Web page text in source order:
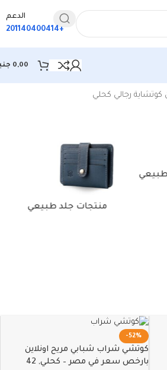
الدعم
+201140400414
0,00
رجالي كحلي
منتجات جلد طبيعي
-52%
كوتشي شراب شبابي مريح اونلاين
بارخص سعر في مصر – كحلي, 42